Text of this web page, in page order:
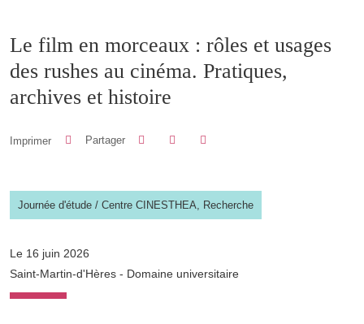
Le film en morceaux : rôles et usages
des rushes au cinéma. Pratiques,
archives et histoire
Imprimer Partager Partager sur Facebook
Partager sur LinkedIn
Journée d'étude / Centre CINESTHEA, Recherche
Le 16 juin 2026
Saint-Martin-d'Hères - Domaine universitaire